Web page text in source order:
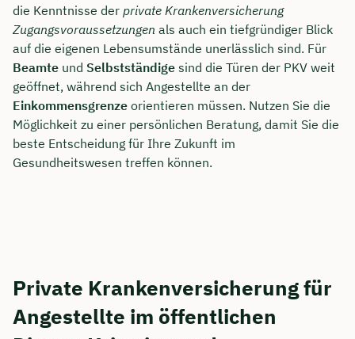
die Kenntnisse der private Krankenversicherung
Zugangsvoraussetzungen als auch ein tiefgründiger Blick
auf die eigenen Lebensumstände unerlässlich sind. Für
Beamte und Selbstständige sind die Türen der PKV weit
geöffnet, während sich Angestellte an der
Einkommensgrenze orientieren müssen. Nutzen Sie die
Möglichkeit zu einer persönlichen Beratung, damit Sie die
beste Entscheidung für Ihre Zukunft im
Gesundheitswesen treffen können.
Private Krankenversicherung für
Angestellte im öffentlichen